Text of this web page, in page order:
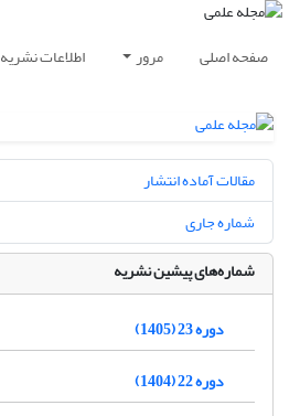
صفحه اصلی مرور اطلاعات نشریه
مقالات آماده انتشار
شماره جاری
شماره‌های پیشین نشریه
دوره 23 (1405)
دوره 22 (1404)